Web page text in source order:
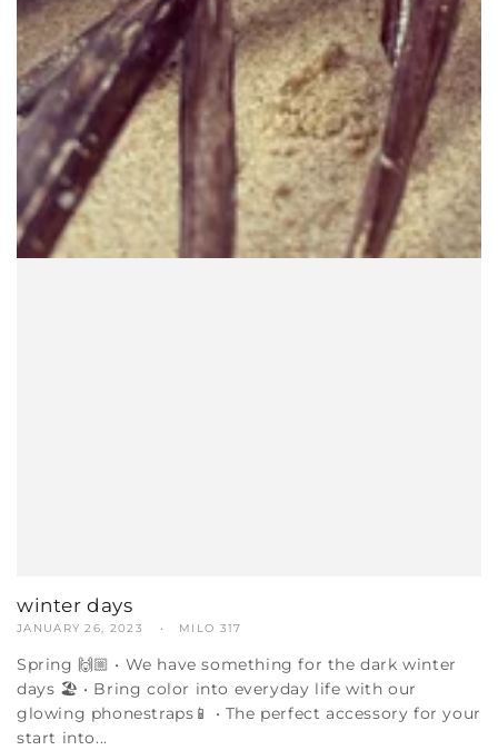
winter days
JANUARY 26, 2023 MILO 317
Spring 🙌🏼 • We have something for the dark winter
days 🏖️ • Bring color into everyday life with our
glowing phonestraps📱 • The perfect accessory for your
start into...